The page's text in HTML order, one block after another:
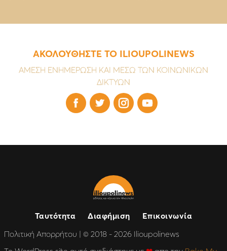
ΑΚΟΛΟΥΘΗΣΤΕ ΤΟ ILIOUPOLINEWS
ΑΜΕΣΗ ΕΝΗΜΕΡΩΣΗ ΚΑΙ ΜΕΣΩ ΤΩΝ ΚΟΙΝΩΝΙΚΩΝ
ΔΙΚΤΥΩΝ
   
Ταυτότητα Διαφήμιση
Επικοινωνία
Πολιτική Απορρήτου | © 2018 - 2026 Ilioupolinews